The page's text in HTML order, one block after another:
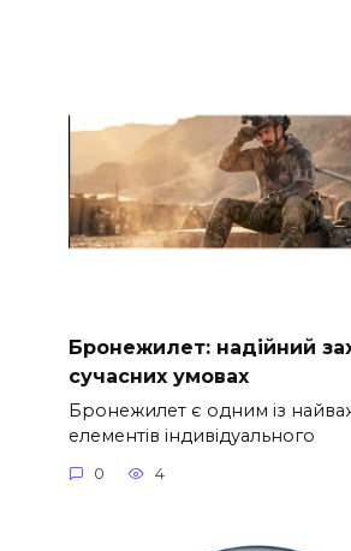
Бронежилет: надійний
сучасних умовах
Бронежилет є одним із
елементів індивідуального
0 4